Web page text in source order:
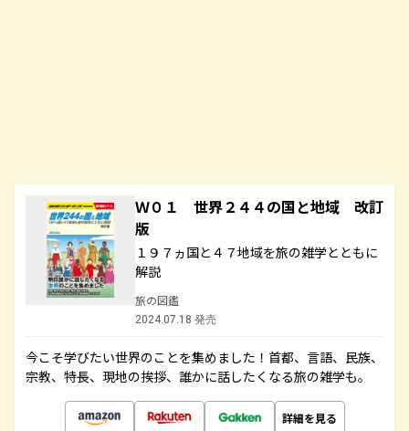
Ｗ０１ 世界２４４の国と地域 改訂
版
１９７ヵ国と４７地域を旅の雑学とともに
解説
旅の図鑑
2024.07.18 発売
今こそ学びたい世界のことを集めました！首都、言語、民族、
宗教、特長、現地の挨拶、誰かに話したくなる旅の雑学も。
詳細を見る